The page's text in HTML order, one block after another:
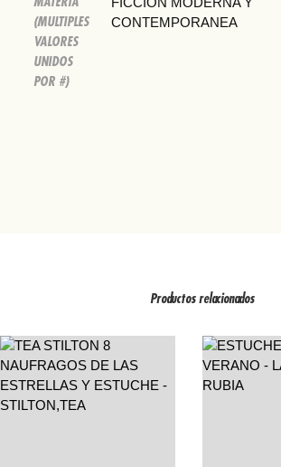
(MULTIPLES
VALORES
UNIDOS
POR #)
CONTEMPORANEA
Productos relacionados